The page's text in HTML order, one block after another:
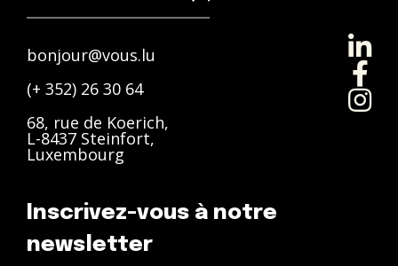
(+ 352) 26 30 64
68, rue de Koerich,
L-8437 Steinfort,
Luxembourg
newsletter